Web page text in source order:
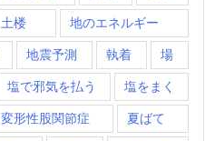
土楼 地のエネルギー
地震予測 執着 場
塩で邪気を払う 塩をまく
変形性股関節症 夏ばて